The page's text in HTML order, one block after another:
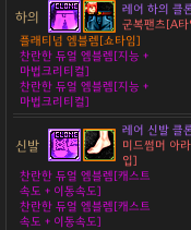
하의
레어 하의 클
군복팬츠[A
플래티넘 엠블렘[쇼타임]
찬란한 듀얼 엠블렘[지능 +
마법크리티컬]
찬란한 듀얼 엠블렘[지능 +
마법크리티컬]
신발
레어 신발 클
미드썸머 아
입]
찬란한 듀얼 엠블렘[캐스트
속도 + 이동속도]
찬란한 듀얼 엠블렘[캐스트
속도 + 이동속도]